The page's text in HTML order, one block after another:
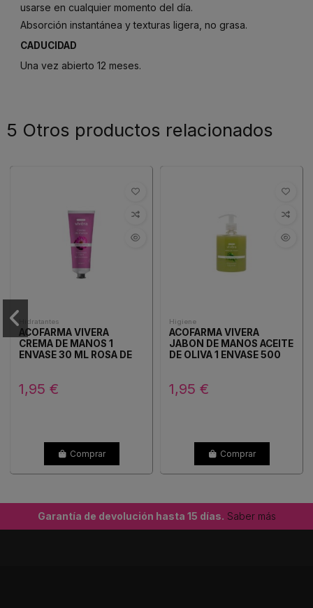
usarse en cualquier momento del día.
Absorción instantánea y texturas ligera, no grasa.
CADUCIDAD
Una vez abierto 12 meses.
5 Otros productos relacionados
Hidratantes
ACOFARMA VIVERA
CREMA DE MANOS 1
ENVASE 30 ML ROSA DE
1,95 €
Comprar
Higiene
ACOFARMA VIVERA
JABON DE MANOS ACEITE
DE OLIVA 1 ENVASE 500
1,95 €
Comprar
Garantía de devolución hasta 15 días. Saber más